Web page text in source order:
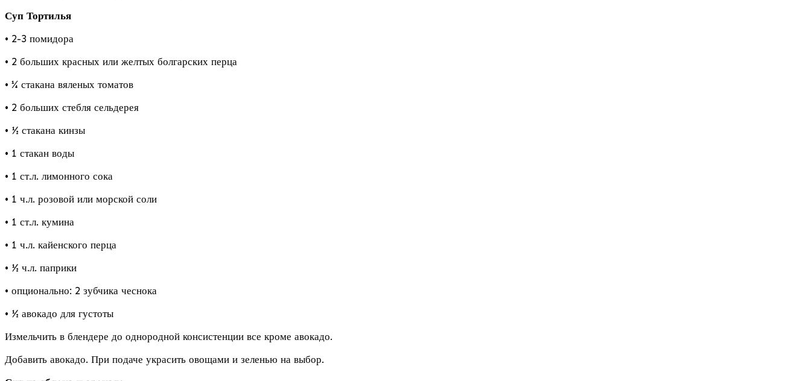
Суп Тортилья
• 2-3 помидора
• 2 больших красных или желтых болгарских перца
• ¼ стакана вяленых томатов
• 2 больших стебля сельдерея
• ½ стакана кинзы
• 1 стакан воды
• 1 ст.л. лимонного сока
• 1 ч.л. розовой или морской соли
• 1 ст.л. кумина
• 1 ч.л. кайенского перца
• ½ ч.л. паприки
• опционально: 2 зубчика чеснока
• ½ авокадо для густоты
Измельчить в блендере до однородной консистенции все кроме авокадо.
Добавить авокадо. При подаче украсить овощами и зеленью на выбор.